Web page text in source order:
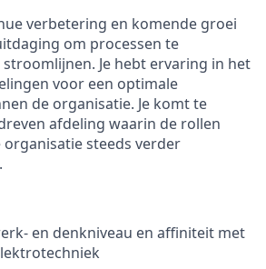
verbetering en komende groei
om processen te
Je hebt ervaring in het
voor een optimale
de organisatie. Je komt te
afdeling waarin de rollen
steeds verder
en denkniveau en affiniteit met